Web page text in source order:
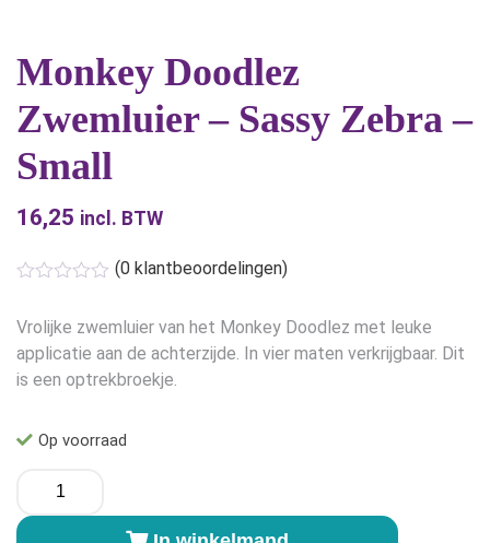
Onze merken
Hoe begin ik?
Monkey Doodlez
Zwemluier – Sassy Zebra –
Small
16,25 incl. BTW
(0 klantbeoordelingen)
Vrolijke zwemluier van het Monkey Doodlez met leuke
applicatie aan de achterzijde. In vier maten verkrijgbaar. Dit
is een optrekbroekje.
Op voorraad
Monkey
Zwemluier